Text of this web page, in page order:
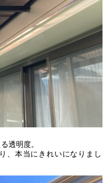
透明度。
、本当にきれいになりまし